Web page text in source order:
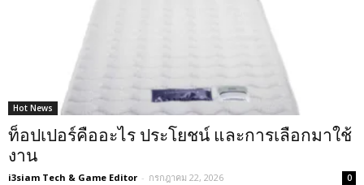
Hot News
ท็อปเปอร์คืออะไร ประโยชน์ และการเลือกมาใช้
งาน
i3siam Tech & Game Editor - กรกฎาคม 22, 2026 0